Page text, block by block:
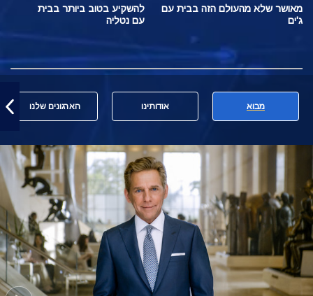
מאושר שלא מהעולם הזה בבית עם
ג'ים
להשקיע בטוב ביותר בבית
עם נטליה
מבוא אודותינו הארגונים שלנו